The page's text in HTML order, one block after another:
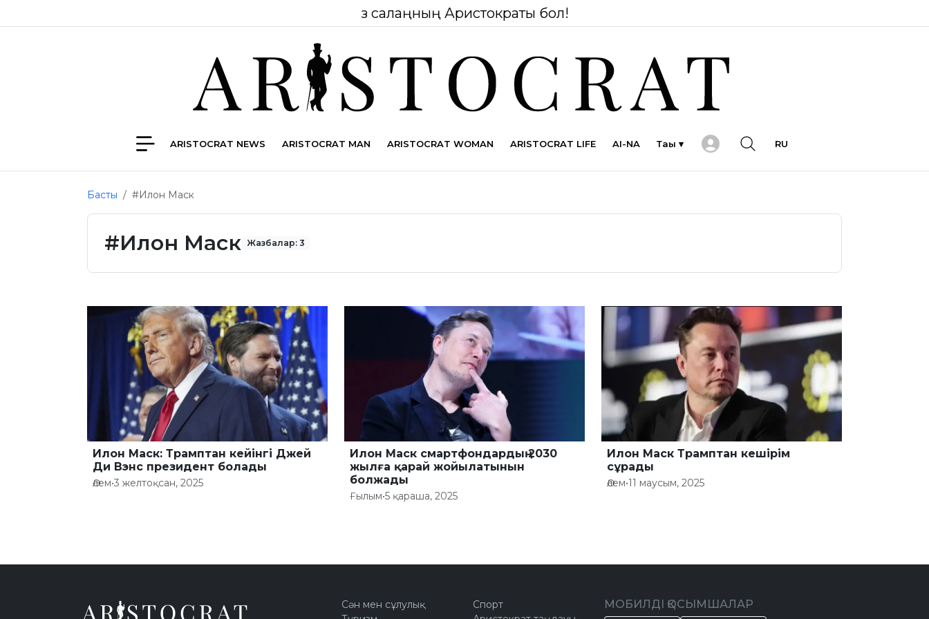
Өз салаңның Аристократы бол!
ARISTOCRAT NEWS ARISTOCRAT MAN ARISTOCRAT WOMAN ARISTOCRAT LIFE AI-NA Тағы ▾ RU
Басты #Илон Маск
#Илон Маск Жазбалар: 3
Илон Маск: Трамптан кейінгі Джей
Ди Вэнс президент болады
Әлем•3 желтоқсан, 2025
Илон Маск смартфондардың 2030
жылға қарай жойылатынын
болжады
Ғылым•5 қараша, 2025
Илон Маск Трамптан кешірім
сұрады
Әлем•11 маусым, 2025
Сән мен сұлулық
Спорт
МОБИЛДІ ҚОСЫМШАЛАР